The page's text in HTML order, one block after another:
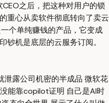
之后，把这种对用户的锁
重心从卖软件彻底转向了卖云
个单纯赚钱的产品，它变成
钞机是底层的云服务订阅。
泄露公司机密的半成品 微软花
能靠copilot证明 自己是AI时